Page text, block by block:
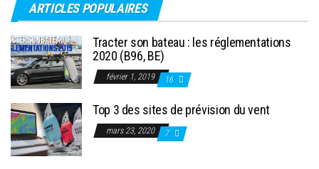
ARTICLES POPULAIRES
Tracter son bateau : les réglementations
2020 (B96, BE)
février 1, 2019 16
Top 3 des sites de prévision du vent
mars 23, 2020 7